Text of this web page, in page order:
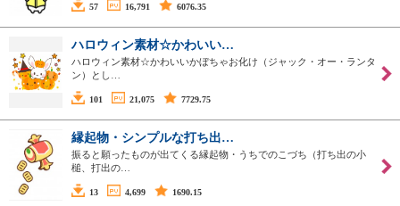
57 16,791 6076.35
ハロウィン素材☆かわいい…
ハロウィン素材☆かわいいかぼちゃお化け（ジャック・オー・ランタ
ン）とし…
101 21,075 7729.75
縁起物・シンプルな打ち出…
振ると願ったものが出てくる縁起物・うちでのこづち（打ち出の小
槌、打出の…
13 4,699 1690.15